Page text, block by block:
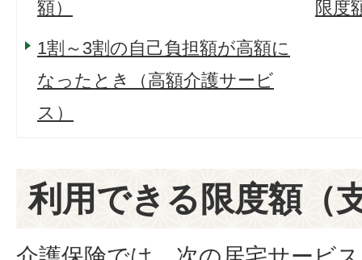
額）
限度
1割～3割の自己負担額が高額に
なったとき（高額介護サービ
ス）
利用できる限度額（